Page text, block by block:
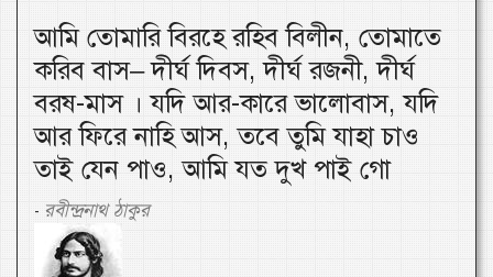
আমি তোমারি বিরহে রহিব বিলীন, তোমাতে
করিব বাস– দীর্ঘ দিবস, দীর্ঘ রজনী, দীর্ঘ
বরষ-মাস । যদি আর-কারে ভালোবাস, যদি
আর ফিরে নাহি আস, তবে তুমি যাহা চাও
তাই যেন পাও, আমি যত দুখ পাই গো
- রবীন্দ্রনাথ ঠাকুর